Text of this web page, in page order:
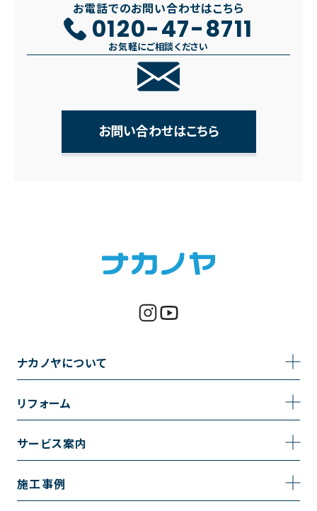
お電話でのお問い合わせはこちら
0120-47-8711
お気軽にご相談ください
お問い合わせはこちら
ナカノヤについて
事業内容
採用情報
リフォーム
トイレのリフォーム
キッチンのリフォーム
サービス案内
サービスの流れ
施工事例